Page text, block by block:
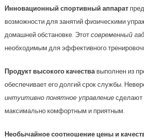
Инновационный спортивный аппарат
возможности для занятий физическими
домашней обстановке. Этотсовременный
необходимым для эффективного
Продукт высокого качествавыполнен из
обеспечивает его долгий срок службы.
интуитивно понятное управлениесделают
максимально комфортным и приятным.
Необычайное соотношение цены и